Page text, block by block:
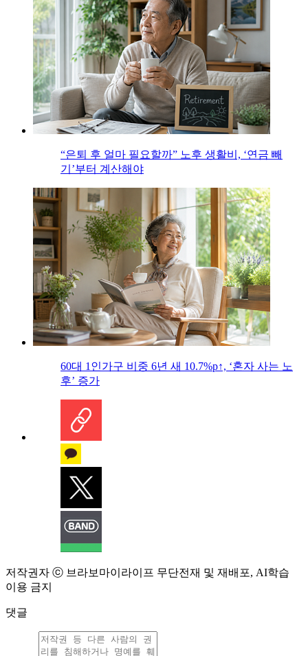
“은퇴 후 얼마 필요할까” 노후 생활비, ‘연금 빼
기’부터 계산해야
60대 1인가구 비중 6년 새 10.7%p↑, ‘혼자 사는 노
후’ 증가
저작권자 ⓒ 브라보마이라이프 무단전재 및 재배포, AI학습
이용 금지
댓글